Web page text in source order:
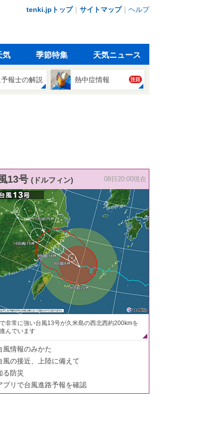
tenki.jpトップ｜ サイトマップ｜ ヘルプ
気 季節特集 天気ニュース
報士の解説 熱中症情報 注目
13号 (ドルフィン) 08日20:00現在
非常に強い台風13号が久米島の西北西約200kmを
んでいます
風情報のみかた
風の接近、上陸に備えて
る防災
プリで台風進路予報を確認